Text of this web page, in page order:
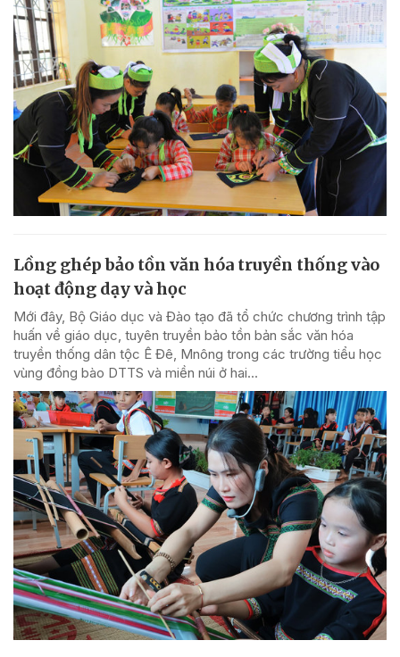
Lồng ghép bảo tồn văn hóa truyền thống vào
hoạt động dạy và học
Mới đây, Bộ Giáo dục và Đào tạo đã tổ chức chương trình tập
huấn về giáo dục, tuyên truyền bảo tồn bản sắc văn hóa
truyền thống dân tộc Ê Đê, Mnông trong các trường tiểu học
vùng đồng bào DTTS và miền núi ở hai...